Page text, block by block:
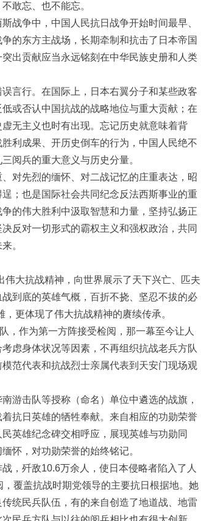
敢忘、也不能忘。
战争中，中国人民抗日战争开始时间最早、
的东方主战场，长期牵制和抗击了日本帝国
出贡献应当永远铭刻在中华民族史册和人类
言行。在国际上，日本右翼分子和某些政客
或否认中国抗战的战略地位与重大贡献；在
无主义也时有出现。忘记历史就意味着背
利成果、开历史倒车的行为，中国人民绝不
阅兵的重大意义与历史分量。
对先烈的缅怀、对二战记忆的庄重表达，昭
；也是国际社会共同纪念反法西斯事业的重
的伟大胜利中汲取智慧和力量，坚持弘扬正
反对一切形式的霸权主义和强权政治，共同
。
伟大抗战精神，向世界展示了天下兴亡、匹夫
到底的英雄气概，百折不挠、坚忍不拔的必
更体现了伟大抗战精神的赓续传承。
，作为第一方阵接受检阅，那一幕至今让人
虑身体状况等因素，不再组织抗战老兵方队
范代表和抗战烈士亲属代表到天安门现场观
游击队等授称（命名）单位中遴选的战旗，
抗日英雄的牺牲奉献。来自相应的功勋荣誉
英雄纪念碑交相呼应，展现英雄与功勋同
怀，对功勋荣誉的始终铭记。
，歼敌10.6万余人，使日本侵略者陷入了人
覆盖抗战时期党领导的主要抗日根据地。她
统民兵队伍，有的来自创造了地道战、地雷